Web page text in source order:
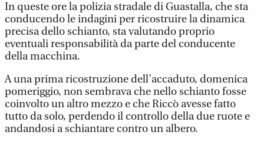
In queste ore la polizia stradale di Guastalla, che sta
conducendo le indagini per ricostruire la dinamica
precisa dello schianto, sta valutando proprio
eventuali responsabilità da parte del conducente
della macchina.
A una prima ricostruzione dell’accaduto, domenica
pomeriggio, non sembrava che nello schianto fosse
coinvolto un altro mezzo e che Riccò avesse fatto
tutto da solo, perdendo il controllo della due ruote e
andandosi a schiantare contro un albero.